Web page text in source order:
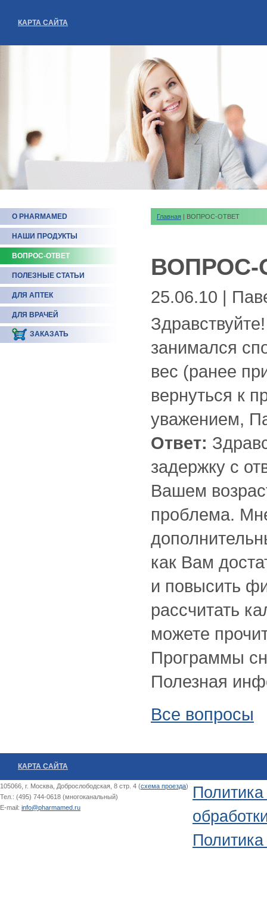
КАРТА САЙТА
О PHARMAMED
НАШИ ПРОДУКТЫ
ВОПРОС-ОТВЕТ
ПОЛЕЗНЫЕ СТАТЬИ
ДЛЯ АПТЕК
ДЛЯ ВРАЧЕЙ
ЗАКАЗАТЬ
Главная | ВОПРОС-ОТВЕТ
ВОПРОС-
25.06.10 |
занимался
вес (ранее
вернуться к
уважением,
Ответ:
задержку с
Вашем
проблема.
как Вам
и повысить
рассчитать
можете
Программы
Полезная
Все вопросы
КАРТА САЙТА
105066, г. Москва, Доброслободская, 8 стр. 4 (схема проезда)
Тел.: (495) 744-0618 (многоканальный)
E-mail: info@pharmamed.ru